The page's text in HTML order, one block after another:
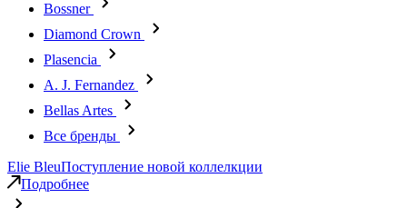
Bossner
Diamond Crown
Plasencia
A. J. Fernandez
Bellas Artes
Все бренды
Elie BleuПоступление новой коллелкции
Подробнее